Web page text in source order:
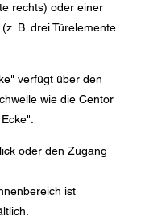
rechts) oder einer
B. drei Türelemente
verfügt über den
wie die Centor
oder den Zugang
ist
Spamming.
an den
oder an einen
welcher mich in
kontaktieren